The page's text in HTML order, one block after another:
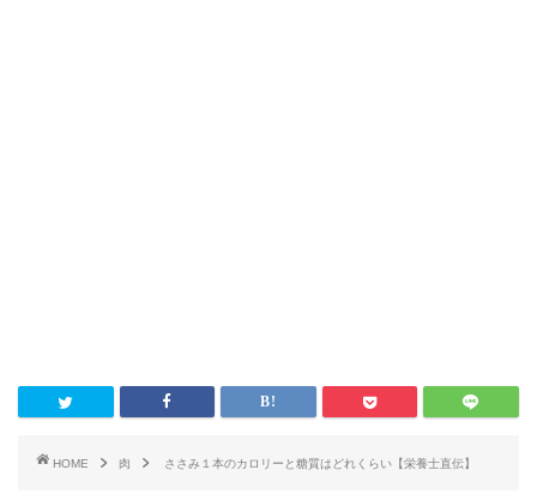
HOME 肉 ささみ１本のカロリーと糖質はどれくらい【栄養士直伝】